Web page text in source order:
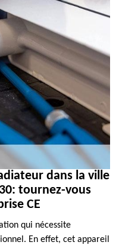
dans la ville
tournez-vous
CE
qui nécessite
En effet, cet appareil